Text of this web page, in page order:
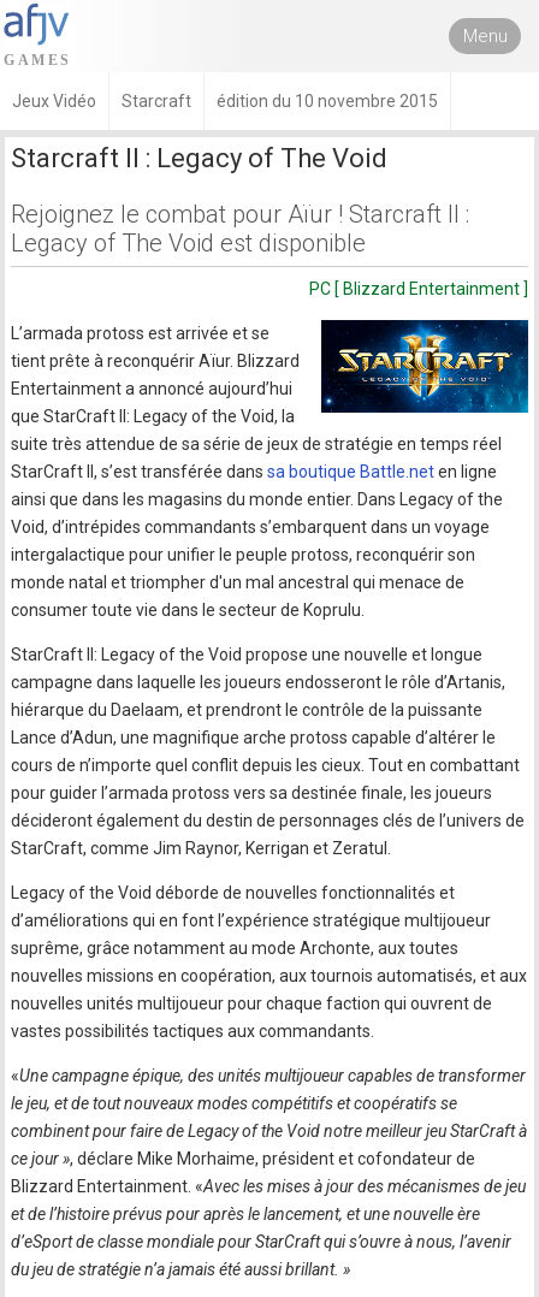
Menu
Jeux Vidéo Starcraft édition du 10 novembre 2015
Starcraft II : Legacy of The Void
Rejoignez le combat pour Aïur ! Starcraft II :
Legacy of The Void est disponible
PC [ Blizzard Entertainment ]
L’armada protoss est arrivée et se
tient prête à reconquérir Aïur. Blizzard
Entertainment a annoncé aujourd’hui
que StarCraft II: Legacy of the Void, la
suite très attendue de sa série de jeux de stratégie en temps réel
StarCraft II, s’est transférée danssa boutique Battle.neten ligne
ainsi que dans les magasins du monde entier. Dans Legacy of the
Void, d’intrépides commandants s’embarquent dans un voyage
intergalactique pour unifier le peuple protoss, reconquérir son
monde natal et triompher d'un mal ancestral qui menace de
consumer toute vie dans le secteur de Koprulu.
StarCraft II: Legacy of the Void propose une nouvelle et longue
campagne dans laquelle les joueurs endosseront le rôle d’Artanis,
hiérarque du Daelaam, et prendront le contrôle de la puissante
Lance d’Adun, une magnifique arche protoss capable d’altérer le
cours de n’importe quel conflit depuis les cieux. Tout en combattant
pour guider l’armada protoss vers sa destinée finale, les joueurs
décideront également du destin de personnages clés de l’univers de
StarCraft, comme Jim Raynor, Kerrigan et Zeratul.
Legacy of the Void déborde de nouvelles fonctionnalités et
d’améliorations qui en font l’expérience stratégique multijoueur
suprême, grâce notamment au mode Archonte, aux toutes
nouvelles missions en coopération, aux tournois automatisés, et aux
nouvelles unités multijoueur pour chaque faction qui ouvrent de
vastes possibilités tactiques aux commandants.
«Une campagne épique, des unités multijoueur capables de transformer
le jeu, et de tout nouveaux modes compétitifs et coopératifs se
combinent pour faire de Legacy of the Void notre meilleur jeu StarCraft à
ce jour », déclare Mike Morhaime, président et cofondateur de
Blizzard Entertainment. «Avec les mises à jour des mécanismes de jeu
et de l’histoire prévus pour après le lancement, et une nouvelle ère
d’eSport de classe mondiale pour StarCraft qui s’ouvre à nous, l’avenir
du jeu de stratégie n’a jamais été aussi brillant. »